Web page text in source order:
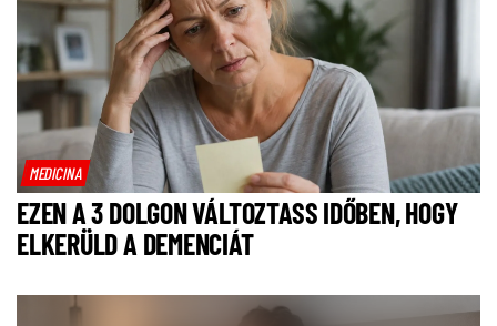
MEDICINA
EZEN A 3 DOLGON VÁLTOZTASS IDŐBEN, HOGY
ELKERÜLD A DEMENCIÁT